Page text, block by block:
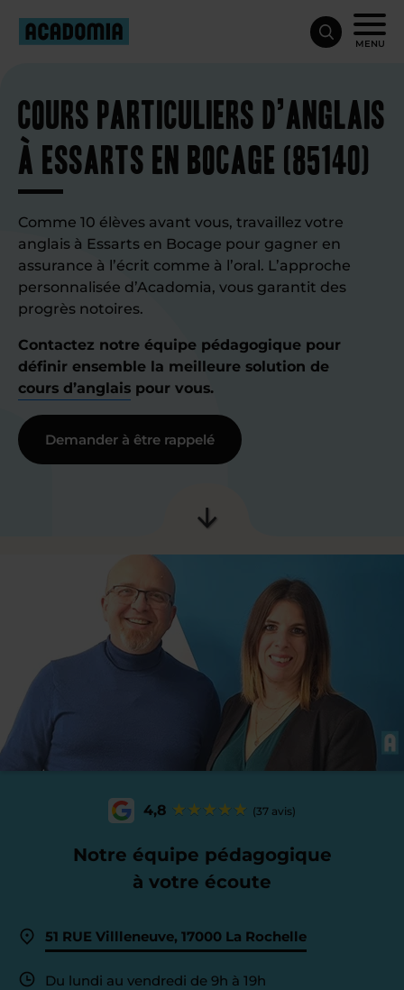
MENU
Cours particuliers d’anglais
à Essarts en Bocage (85140)
Comme 10 élèves avant vous, travaillez votre
anglais à Essarts en Bocage pour gagner en
assurance à l’écrit comme à l’oral. L’approche
personnalisée d’Acadomia, vous garantit des
progrès notoires.
Contactez notre équipe pédagogique pour
définir ensemble la meilleure solution de
cours d’anglais pour vous.
Demander à être rappelé
4,8 (37 avis)
Notre équipe pédagogique
à votre écoute
51 RUE Villleneuve, 17000 La Rochelle
Du lundi au vendredi de 9h à 19h